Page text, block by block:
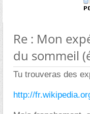
Re : Mon
du sommeil
Tu trouveras des
http://